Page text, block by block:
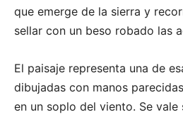
que emerge de la sierra y
sellar con un beso robado las
El paisaje representa una de
dibujadas con manos
en un soplo del viento. Se